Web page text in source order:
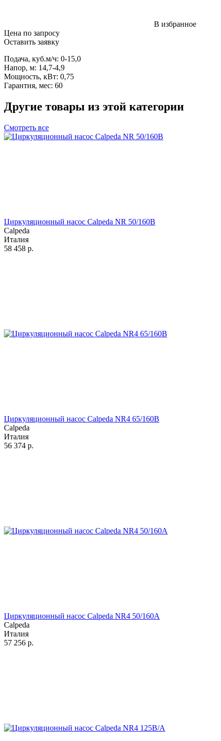
В избранное
Цена по запросу
Оставить заявку
Подача, куб.м/ч: 0-15,0
Напор, м: 14,7-4,9
Мощность, кВт: 0,75
Гарантия, мес: 60
Другие товары из этой категории
Смотреть все
Циркуляционный насос Calpeda NR 50/160B
Calpeda
Италия
58 458 р.
Циркуляционный насос Calpeda NR4 65/160B
Calpeda
Италия
56 374 р.
Циркуляционный насос Calpeda NR4 50/160A
Calpeda
Италия
57 256 р.